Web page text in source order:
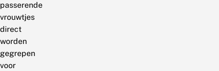
passerende
vrouwtjes
direct
worden
gegrepen
voor